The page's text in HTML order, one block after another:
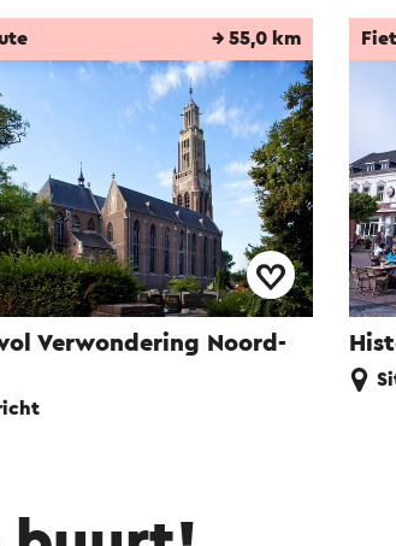
Verwondering Noord-
→ 55,0 km